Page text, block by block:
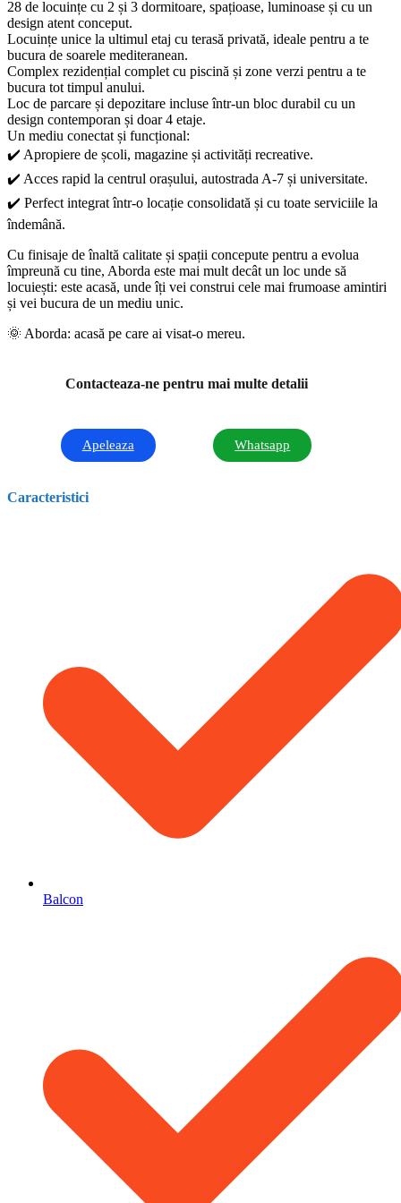
28 de locuințe cu 2 și 3 dormitoare, spațioase, luminoase și cu un
design atent conceput.
Locuințe unice la ultimul etaj cu terasă privată, ideale pentru a te
bucura de soarele mediteranean.
Complex rezidențial complet cu piscină și zone verzi pentru a te
bucura tot timpul anului.
Loc de parcare și depozitare incluse într-un bloc durabil cu un
design contemporan și doar 4 etaje.
Un mediu conectat și funcțional:
✔️ Apropiere de școli, magazine și activități recreative.
✔️ Acces rapid la centrul orașului, autostrada A-7 și universitate.
✔️ Perfect integrat într-o locație consolidată și cu toate serviciile la
îndemână.
Cu finisaje de înaltă calitate și spații concepute pentru a evolua
împreună cu tine, Aborda este mai mult decât un loc unde să
locuiești: este acasă, unde îți vei construi cele mai frumoase amintiri
și vei bucura de un mediu unic.
🌞 Aborda: acasă pe care ai visat-o mereu.
Contacteaza-ne pentru mai multe detalii
Apeleaza Whatsapp
Caracteristici
Balcon